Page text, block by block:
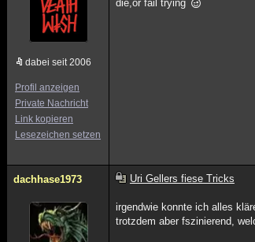
dabei seit 2006
Profil anzeigen
Private Nachricht
Link kopieren
Lesezeichen setzen
die,or fail trying
dachhase1973 Uri Gellers fiese Tricks
irgendwie konnte ich alles
trotzdem aber fszinierend,